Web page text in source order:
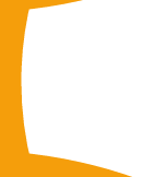
🇩🇪 DE